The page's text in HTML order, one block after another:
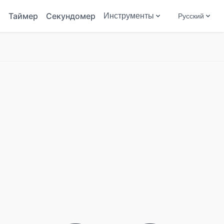
Таймер Секундомер Инструменты Русский